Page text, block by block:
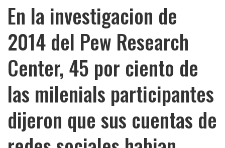
En la investigacion de
2014 del Pew Research
Center, 45 por ciento de
las milenials participantes
dijeron que sus cuentas de